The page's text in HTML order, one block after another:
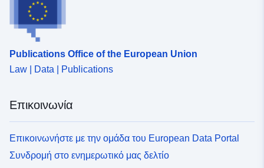
Publications Office of the European Union
Law | Data | Publications
Επικοινωνία
Επικοινωνήστε με την ομάδα του European Data Portal
Συνδρομή στο ενημερωτικό μας δελτίο